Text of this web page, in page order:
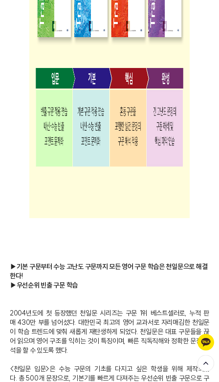
▶기본 구문부터 수능 고난도 구문까지 모든 영어 구문 학습은 천일문으로 해결
한다!
▶우선순위 빈출 구문 학습
2004년도에 첫 등장했던 천일문 시리즈는 구문 1위 베스트셀러로, 누적 판
매 430만 부를 넘어섰다. 대한민국 최고의 영어 교과서로 자리매김한 천일문
이 학습 트렌드에 맞춰 새롭게 재탄생하게 되었다. 천일문은 대표 구문들을 끊
어 읽으며 영어 구조를 익히는 것이 특징이며, 빠른 직독직해와 정확한 문장 해
석을 할 수 있도록 했다.
<천일문 입문>은 수능 구문의 기초를 다지고 싶은 학생을 위해 제작되었
다. 총 500개 문장으로, 기본기를 빠르게 다져주는 우선순위 빈출 구문으로 구